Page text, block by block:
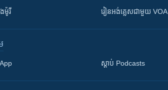
ម៉ូរី រៀន​​​​​​អង់គ្លេស​​ជាមួយ VOA
ស្តាប់ Podcasts